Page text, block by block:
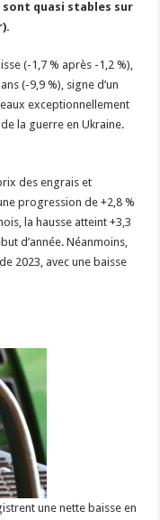
sont quasi stables sur
(-1,7 % après -1,2 %),
(-9,9 %), signe d’un
exceptionnellement
la guerre en Ukraine.
des engrais et
progression de +2,8 %
la hausse atteint +3,3
d’année. Néanmoins,
2023, avec une baisse
une nette baisse en